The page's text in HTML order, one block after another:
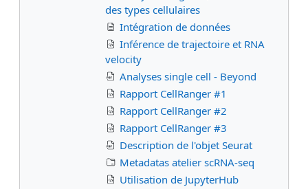
des types cellulaires
Intégration de données
Inférence de trajectoire et RNA
velocity
Analyses single cell - Beyond
Rapport CellRanger #1
Rapport CellRanger #2
Rapport CellRanger #3
Description de l'objet Seurat
Metadatas atelier scRNA-seq
Utilisation de JupyterHub